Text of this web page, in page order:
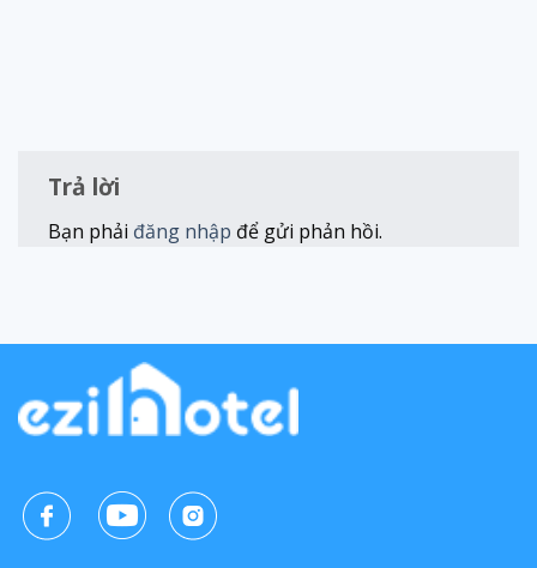
Trả lời
Bạn phải đăng nhập để gửi phản hồi.